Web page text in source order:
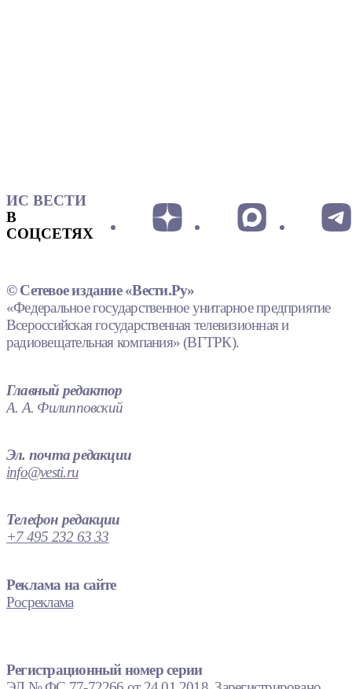
ИС ВЕСТИ
В
СОЦСЕТЯХ
© Сетевое издание «Вести.Ру»
«Федеральное государственное унитарное предприятие
Всероссийская государственная телевизионная и
радиовещательная компания» (ВГТРК).
Главный редактор
А. А. Филипповский
Эл. почта редакции
info@vesti.ru
Телефон редакции
+7 495 232 63 33
Реклама на сайте
Росреклама
Регистрационный номер серии